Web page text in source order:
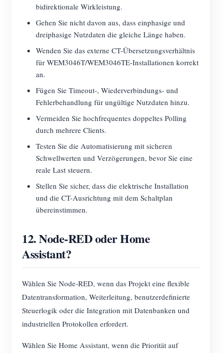
bidirektionale Wirkleistung.
Gehen Sie nicht davon aus, dass einphasige und
dreiphasige Nutzdaten die gleiche Länge haben.
Wenden Sie das externe CT-Übersetzungsverhältnis
für WEM3046T/WEM3046TE-Installationen korrekt
an.
Fügen Sie Timeout-, Wiederverbindungs- und
Fehlerbehandlung für ungültige Nutzdaten hinzu.
Vermeiden Sie hochfrequentes doppeltes Polling
durch mehrere Clients.
Testen Sie die Automatisierung mit sicheren
Schwellwerten und Verzögerungen, bevor Sie eine
reale Last steuern.
Stellen Sie sicher, dass die elektrische Installation
und die CT-Ausrichtung mit dem Schaltplan
übereinstimmen.
12. Node-RED oder Home
Assistant?
Wählen Sie Node-RED, wenn das Projekt eine flexible
Datentransformation, Weiterleitung, benutzerdefinierte
Steuerlogik oder die Integration mit Datenbanken und
industriellen Protokollen erfordert.
Wählen Sie Home Assistant, wenn die Priorität auf